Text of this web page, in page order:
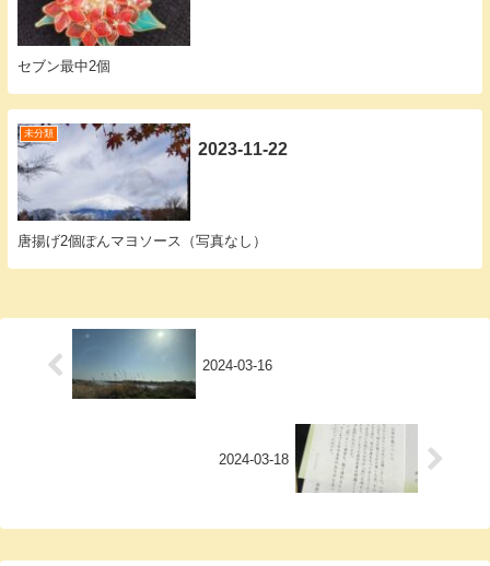
セブン最中2個
未分類
2023-11-22
唐揚げ2個ぽんマヨソース（写真なし）
2024-03-16
2024-03-18